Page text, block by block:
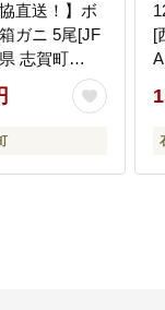
直送！】ボ
ガニ 5尾[JF
志賀町
カニ かに
セコガニ メ
[